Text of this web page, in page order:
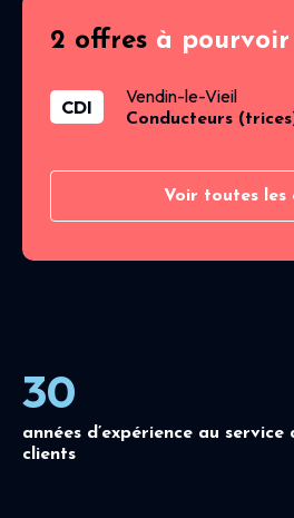
2 offres à pourvoir
CDI Vendin-le-Vieil
Conducteurs
Voir toutes les
30
années d’expérience au service
clients